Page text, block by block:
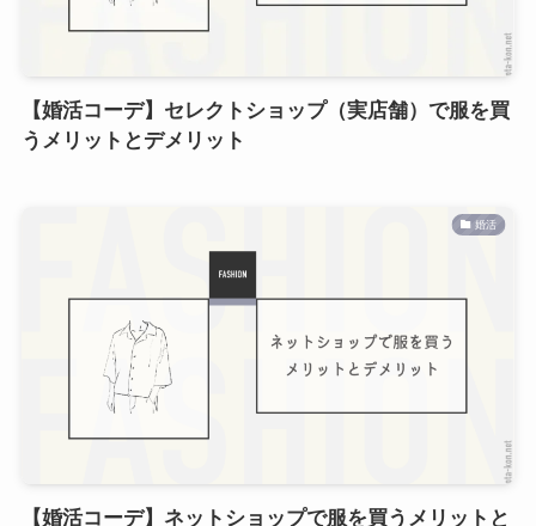
【婚活コーデ】セレクトショップ（実店舗）で服を買
うメリットとデメリット
婚活
【婚活コーデ】ネットショップで服を買うメリットと